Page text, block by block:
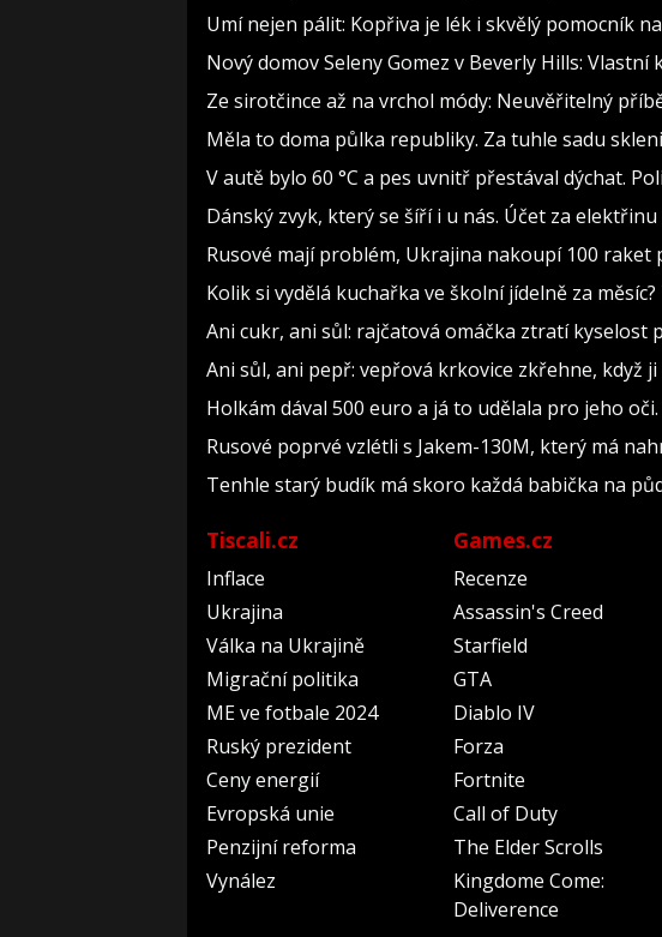
Umí nejen pálit: Kopřiva je lék i skvělý pomocník
Nový domov Seleny Gomez v Beverly Hills:
Ze sirotčince až na vrchol módy: Neuvěřitelný
Měla to doma půlka republiky. Za tuhle sadu
V autě bylo 60 °C a pes uvnitř přestával dýchat.
Dánský zvyk, který se šíří i u nás. Účet za
Rusové mají problém, Ukrajina nakoupí 100
Kolik si vydělá kuchařka ve školní jídelně za
Ani cukr, ani sůl: rajčatová omáčka ztratí kyselost
Ani sůl, ani pepř: vepřová krkovice zkřehne, když
Holkám dával 500 euro a já to udělala pro jeho
Rusové poprvé vzlétli s Jakem-130M, který má
Tenhle starý budík má skoro každá babička na
Tiscali.cz
Inflace
Ukrajina
Válka na Ukrajině
Migrační politika
ME ve fotbale 2024
Ruský prezident
Ceny energií
Evropská unie
Penzijní reforma
Vynález
Games.cz
Recenze
Assassin's Creed
Starfield
GTA
Diablo IV
Forza
Fortnite
Call of Duty
The Elder Scrolls
Kingdome Come:
Deliverence